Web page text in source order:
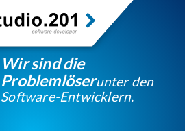
Wir sind die
Problemlöserunter den
Software-Entwicklern.